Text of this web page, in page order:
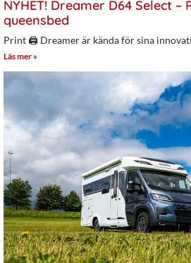
NYHET! Dreamer D64 Select –
queensbed
Print 🖨 Dreamer är kända för sina
Läs mer »